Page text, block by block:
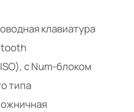
клавиатура
с Num-блоком
типа